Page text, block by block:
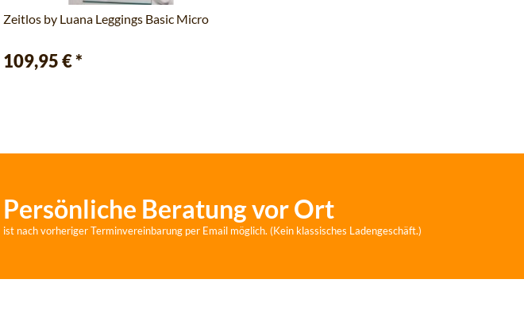
Zeitlos by Luana Leggings Basic Micro
109,95 €*
Persönliche Beratung vor Ort
ist nach vorheriger Terminvereinbarung per Email möglich. (Kein klassisches Ladengeschäft.)